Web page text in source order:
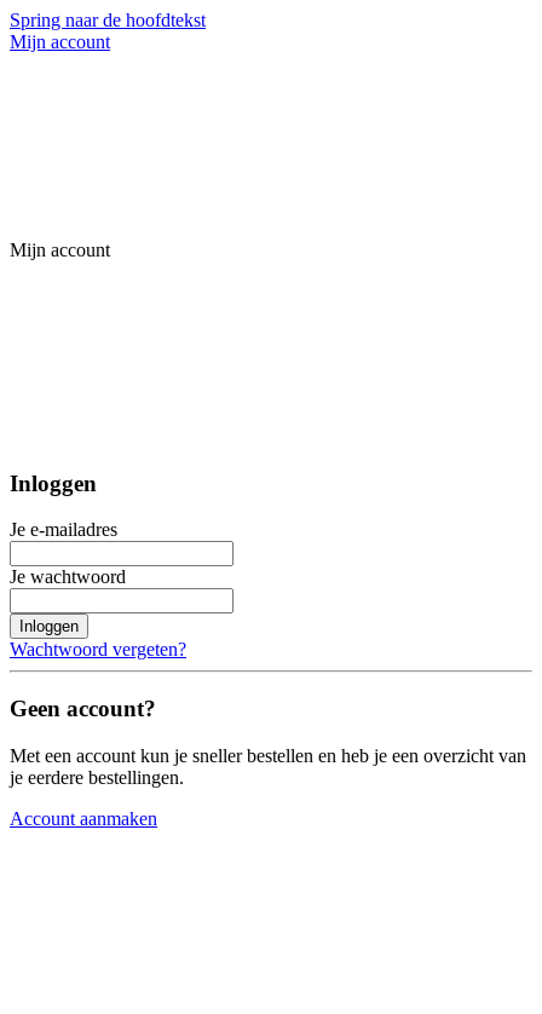
Spring naar de hoofdtekst
Mijn account
Mijn account
Inloggen
Je e-mailadres
Je wachtwoord
Inloggen
Wachtwoord vergeten?
Geen account?
Met een account kun je sneller bestellen en heb je een overzicht van
je eerdere bestellingen.
Account aanmaken